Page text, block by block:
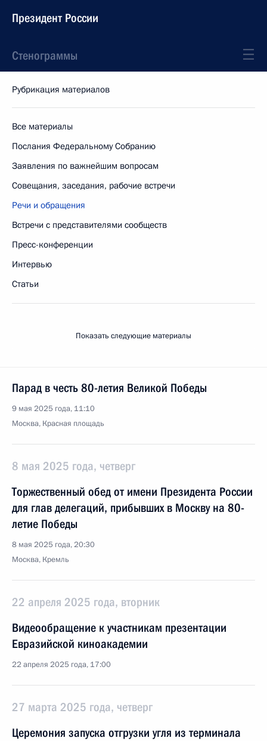
Президент России
Стенограммы
Рубрикация материалов
Все материалы
Послания Федеральному Собранию
Заявления по важнейшим вопросам
Совещания, заседания, рабочие встречи
Речи и обращения
Встречи с представителями сообществ
Пресс-конференции
Интервью
Статьи
Показать следующие материалы
Парад в честь 80-летия Великой Победы
9 мая 2025 года, 11:10
Москва, Красная площадь
8 мая 2025 года, четверг
Торжественный обед от имени Президента России
для глав делегаций, прибывших в Москву на 80-
летие Победы
8 мая 2025 года, 20:30
Москва, Кремль
22 апреля 2025 года, вторник
Видеообращение к участникам презентации
Евразийской киноакадемии
22 апреля 2025 года, 17:00
27 марта 2025 года, четверг
Церемония запуска отгрузки угля из терминала